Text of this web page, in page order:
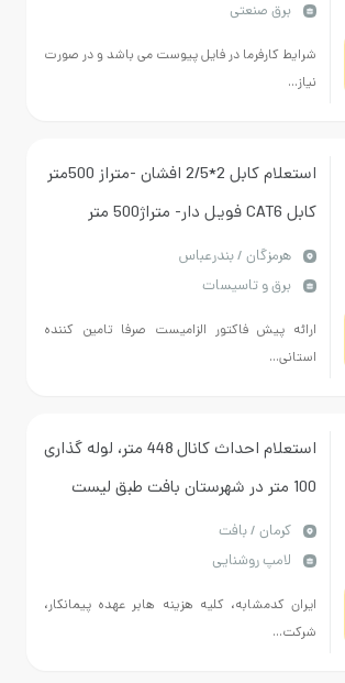
صنعتی
در فایل پیوست می باشد و در صورت
استعلام کابل 2*2/5 افشان -متراز 500متر
/ بندرعباس
و تاسیسات
فاکتور الزامیست صرفا تامین کننده
استعلام احداث کانال 448 متر، لوله گذاری
متر در شهرستان بافت طبق لیست
پیوست مبلغ پایه 8400 میلیون ریال از
ارزش افزوده
/ بافت
روشنایی
کلیه هزینه هابر عهده پیمانکار،